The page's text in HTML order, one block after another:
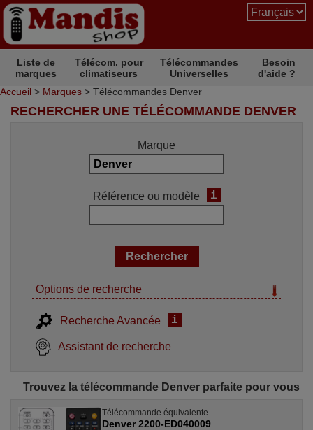
Liste de
marques
Télécom. pour
climatiseurs
Télécommandes
Universelles
Besoin
d'aide ?
Accueil > Marques > Télécommandes Denver
RECHERCHER UNE TÉLÉCOMMANDE DENVER
Marque
Référence ou modèle i
Options de recherche
Recherche Avancée i
Assistant de recherche
Trouvez la télécommande Denver parfaite pour vous
Télécommande équivalente
Denver 2200-ED040009